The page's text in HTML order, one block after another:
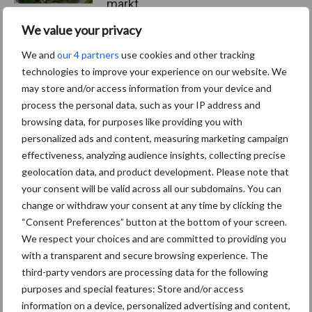
We value your privacy
We and our 4 partners use cookies and other tracking
technologies to improve your experience on our website. We
may store and/or access information from your device and
process the personal data, such as your IP address and
browsing data, for purposes like providing you with
personalized ads and content, measuring marketing campaign
effectiveness, analyzing audience insights, collecting precise
geolocation data, and product development. Please note that
your consent will be valid across all our subdomains. You can
change or withdraw your consent at any time by clicking the
“Consent Preferences” button at the bottom of your screen.
We respect your choices and are committed to providing you
with a transparent and secure browsing experience. The
third-party vendors are processing data for the following
purposes and special features: Store and/or access
information on a device, personalized advertising and content,
markt
Themapagina's
Diergezondheid Bemesting Fokkerij
Mastitis Hittestress
Toon meer